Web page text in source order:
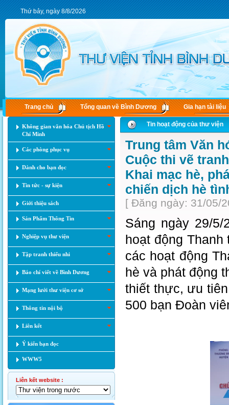
Thứ bảy, ngày 8/8/2026
Trang chủ Tổng quan về Bình Dương Gia hạn tài liệu
Không gian văn hóa Chủ tịch Hồ
Chí Minh
Các phòng phục vụ
Dành cho bạn đọc
Tin tức - sự kiện
Giới thiệu sách
Sản Phẩm Thông Tin
Nghiệp vụ thư viện
Tập tranh thiếu nhi
Báo chí viết về Bình Dương
Mạng lưới thư viện cơ sở
Thông tin nội bộ
Liên kết
Ý kiến bạn đọc
WWW5
Liên kết website :
Tin hoạt động của thư viện
Trung tâm Văn
Cuộc thi vẽ
Khai mạc hè,
chiến dịch hè
[ Đăng ngày: 31/05/
Sáng ngày 29/
hoạt động
các hoạt động
hè và phát động
thiết thực, ưu
500 bạn Đoàn